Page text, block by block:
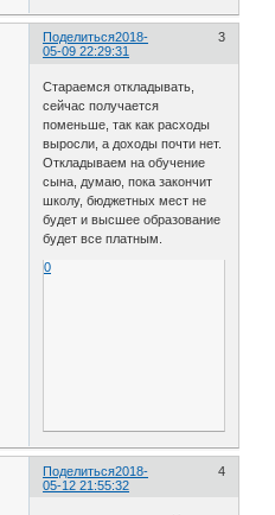
Поделиться 3
2018-
05-09 22:29:31
Стараемся откладывать,
сейчас получается
поменьше, так как расходы
выросли, а доходы почти нет.
Откладываем на обучение
сына, думаю, пока закончит
школу, бюджетных мест не
будет и высшее образование
будет все платным.
0
Поделиться 4
2018-
05-12 21:55:32